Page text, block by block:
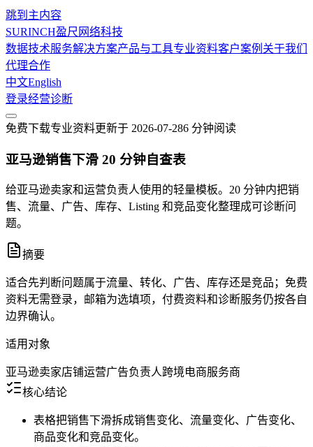
跳到主内容
SURINCH盈尺网络科技
数据技术服务解决方案产品与工具专业资料客户案例 关于我们
代理合作
中文English
登录经营诊断
免费下载专业资料更新于 2026-07-286 分钟阅读
亚马逊销售下滑 20 分钟自查表
给亚马逊卖家和运营负责人使用的轻量模板。20 分钟内把销
售、流量、广告、库存、Listing 和竞品变化整理成可诊断问
题。
摘要
适合先判断问题属于流量、转化、广告、库存还是竞品；免费
资料无需登录，邮箱为选填项，付费资料和诊断服务仍按各自
边界确认。
适用对象
亚马逊卖家店铺运营广告负责人跨境电商服务商
核心结论
表格把销售下滑拆成销售变化、流量变化、广告变化、
商品变化和竞品变化。